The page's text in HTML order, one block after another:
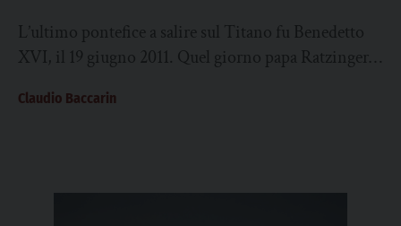
L’ultimo pontefice a salire sul Titano fu Benedetto
XVI, il 19 giugno 2011. Quel giorno papa Ratzinger,
Claudio Baccarin